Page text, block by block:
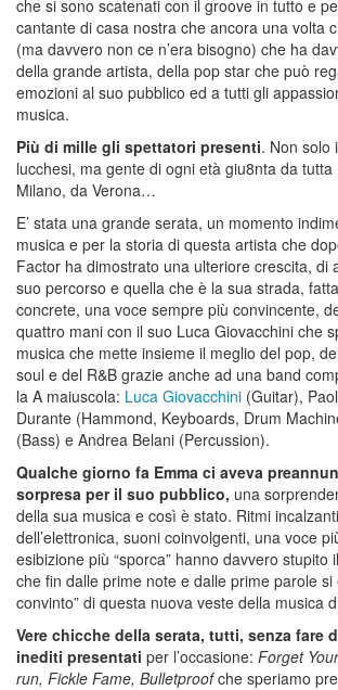
che si sono scatenati con il groove in tutto e
cantante di casa nostra che ancora una volta
(ma davvero non ce n’era bisogno) che ha
della grande artista, della pop star che può
emozioni al suo pubblico ed a tutti gli
musica.
Più di mille gli spettatori presenti. Non solo
lucchesi, ma gente di ogni età giu8nta da
Milano, da Verona…
E’ stata una grande serata, un momento
musica e per la storia di questa artista che
Factor ha dimostrato una ulteriore crescita, di
suo percorso e quella che è la sua strada,
concrete, una voce sempre più convincente,
quattro mani con il suo Luca Giovacchini che
musica che mette insieme il meglio del pop,
soul e del R&B grazie anche ad una band
la A maiuscola: Luca Giovacchini (Guitar),
Durante (Hammond, Keyboards, Drum
(Bass) e Andrea Belani (Percussion).
Qualche giorno fa Emma ci aveva
sorpresa per il suo pubblico, una
della sua musica e così è stato. Ritmi
dell’elettronica, suoni coinvolgenti, una voce
esibizione più “sporca” hanno davvero stupito
che fin dalle prime note e dalle prime parole si
convinto” di questa nuova veste della musica
Vere chicche della serata, tutti, senza fare
inediti presentati per l’occasione: Forget
run, Fickle Fame, Bulletproofche speriamo